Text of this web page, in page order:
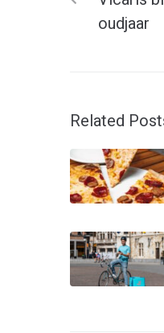
oudjaar
Related